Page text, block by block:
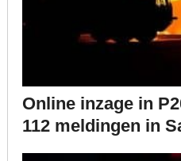
Online inzage in
112 meldingen in